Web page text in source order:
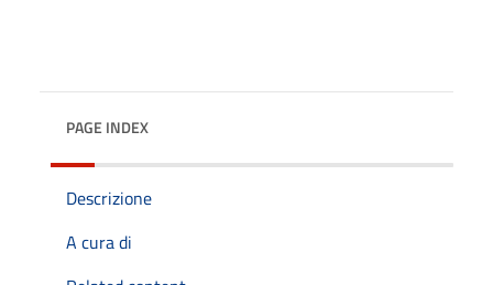
PAGE INDEX
Descrizione
A cura di